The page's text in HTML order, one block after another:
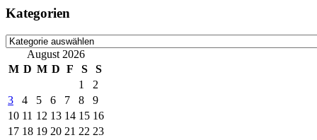
Kategorien
Kategorien
August 2026
M D M D F S
S
1
2
3
4 5 6 7 8
9
10 11 12 13 14 15 16
17 18 19 20 21 22 23